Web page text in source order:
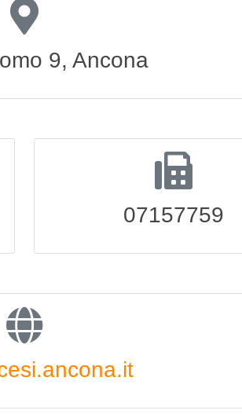
9, Ancona
07157759